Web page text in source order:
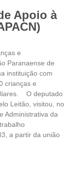
Apoio à
e
Paranaense de
instituição com
crianças e
O deputado
Leitão, visitou, no
Administrativa da
a partir da união